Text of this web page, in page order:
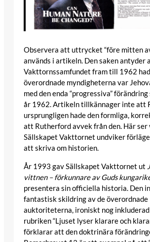
Observera att uttrycket “före mitten
används i artikeln. Den saken antyder
Vakttornssamfundet fram till 1962
överordnade myndigheterna var
med den enda “progressiva”
år 1962. Artikeln tillkännager inte att
ursprungligen hade den formliga,
att Rutherford avvek från den. Här ser
Sällskapet Vakttornet undviker
att skriva om historien.
År 1993 gav Sällskapet Vakttornet ut
vittnen – förkunnare av Guds
presentera sin officiella historia. Den
fantastisk skildring av de överordnade
auktoriteterna, ironiskt nog
rubriken “Ljuset lyser klarare och
förklarar att den doktrinära